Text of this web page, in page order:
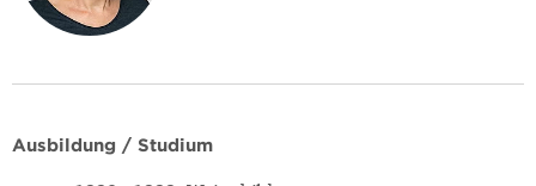
Ausbildung / Studium